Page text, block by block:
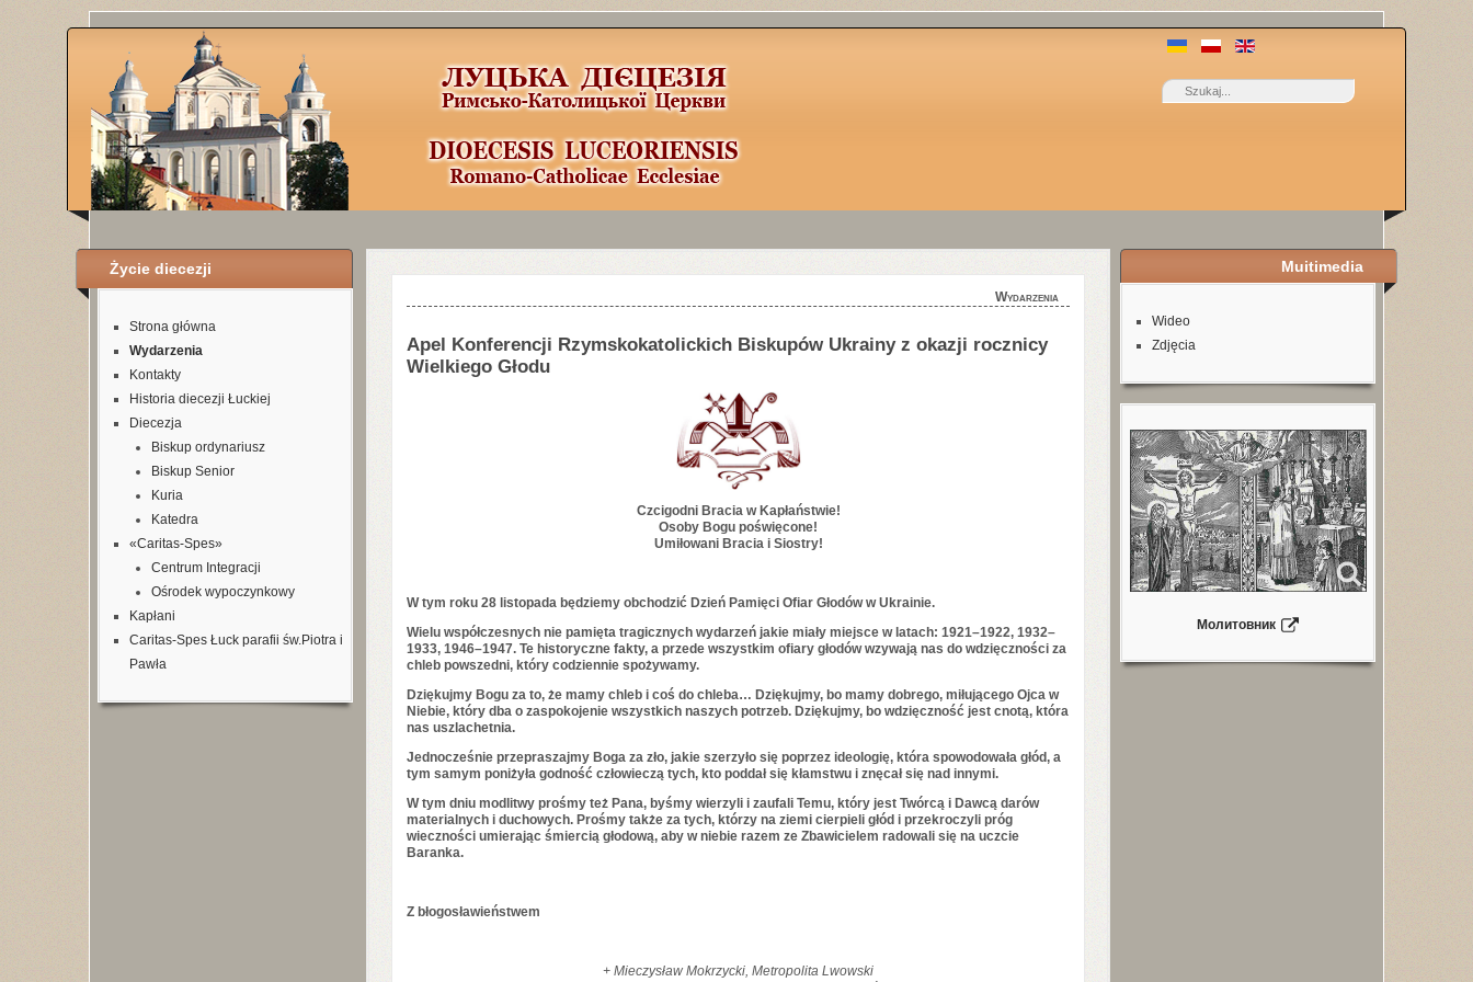
Życie diecezji
Strona główna
Wydarzenia
Kontakty
Historia diecezji Łuckiej
Diecezja
Biskup ordynariusz
Biskup Senior
Kuria
Katedra
«Caritas-Spes»
Centrum Integracji
Ośrodek wypoczynkowy
Kapłani
Caritas-Spes Łuck parafii św.Piotra i
Pawła
Wydarzenia
Apel Konferencji Rzymskokatolickich Biskupów Ukrainy z okazji rocznicy
Wielkiego Głodu
Czcigodni Bracia w Kapłaństwie!
Osoby Bogu poświęcone!
Umiłowani Bracia i Siostry!
W tym roku 28listopada będziemy obchodzić Dzień Pamięci Ofiar Głodów w Ukrainie.
Wielu współczesnych nie pamięta tragicznych wydarzeń jakie miały miejsce w latach: 1921–1922, 1932–
1933, 1946–1947. Te historyczne fakty, a przede wszystkim ofiary głodów wzywają nas do wdzięczności za
chleb powszedni, który codziennie spożywamy.
Dziękujmy Bogu za to, że mamy chleb i coś do chleba… Dziękujmy, bo mamy dobrego, miłującego Ojca w
Niebie, który dba o zaspokojenie wszystkich naszych potrzeb. Dziękujmy, bo wdzięczność jest cnotą, która
nas uszlachetnia.
Jednocześnie przepraszajmy Boga za zło, jakie szerzyło się poprzez ideologię, która spowodowała głód, a
tym samym poniżyła godność człowieczą tych, kto poddał się kłamstwu i znęcał się nad innymi.
W tym dniu modlitwy prośmy też Pana, byśmy wierzyli i zaufali Temu, który jest Twórcą i Dawcą darów
materialnych i duchowych. Prośmy także za tych, którzy na ziemi cierpieli głód i przekroczyli próg
wieczności umierając śmiercią głodową, aby w niebie razem ze Zbawicielem radowali się na uczcie
Baranka.
Z błogosławieństwem
+ Mieczysław Mokrzycki,Metropolita Lwowski
Muitimedia
Wideo
Zdjęcia
Молитовник